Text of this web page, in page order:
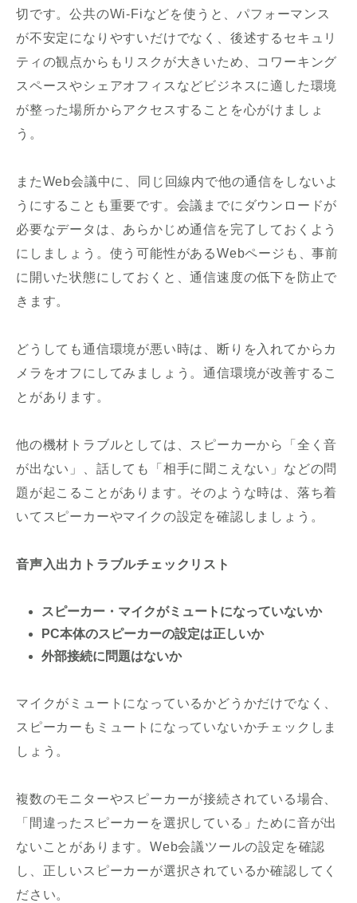
切です。公共のWi-Fiなどを使うと、パフォーマンス
が不安定になりやすいだけでなく、後述するセキュリ
ティの観点からもリスクが大きいため、コワーキング
スペースやシェアオフィスなどビジネスに適した環境
が整った場所からアクセスすることを心がけましょ
う。
またWeb会議中に、同じ回線内で他の通信をしないよ
うにすることも重要です。会議までにダウンロードが
必要なデータは、あらかじめ通信を完了しておくよう
にしましょう。使う可能性があるWebページも、事前
に開いた状態にしておくと、通信速度の低下を防止で
きます。
どうしても通信環境が悪い時は、断りを入れてからカ
メラをオフにしてみましょう。通信環境が改善するこ
とがあります。
他の機材トラブルとしては、スピーカーから「全く音
が出ない」、話しても「相手に聞こえない」などの問
題が起こることがあります。そのような時は、落ち着
いてスピーカーやマイクの設定を確認しましょう。
音声入出力トラブルチェックリスト
スピーカー・マイクがミュートになっていないか
PC本体のスピーカーの設定は正しいか
外部接続に問題はないか
マイクがミュートになっているかどうかだけでなく、
スピーカーもミュートになっていないかチェックしま
しょう。
複数のモニターやスピーカーが接続されている場合、
「間違ったスピーカーを選択している」ために音が出
ないことがあります。Web会議ツールの設定を確認
し、正しいスピーカーが選択されているか確認してく
ださい。